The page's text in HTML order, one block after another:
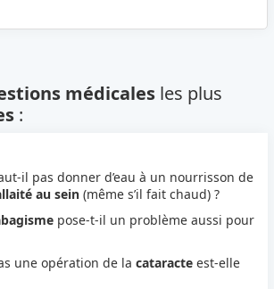
médicales les plus
:
il pas donner d’eau à un nourrisson de
au sein (même s’il fait chaud) ?
pose-t-il un problème aussi pour
une opération de lacataracte est-elle